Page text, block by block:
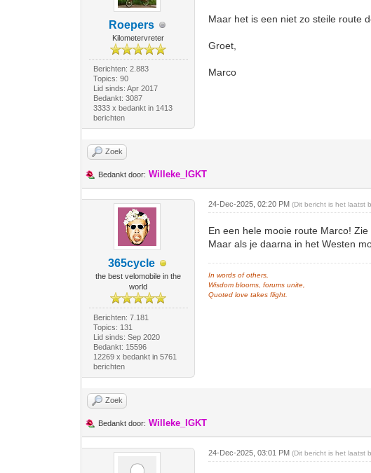
Roepers
Kilometervreter
Berichten: 2.883
Topics: 90
Lid sinds: Apr 2017
Bedankt: 3087
3333 x bedankt in 1413
berichten
Maar het is een niet zo steile route
Groet,
Marco
Zoek
Bedankt door: Willeke_IGKT
365cycle
the best velomobile in the
world
Berichten: 7.181
Topics: 131
Lid sinds: Sep 2020
Bedankt: 15596
12269 x bedankt in 5761
berichten
24-Dec-2025, 02:20 PM(Dit bericht is het laatst
En een hele mooie route Marco!
Maar als je daarna in het Westen
In words of others,
Wisdom blooms, forums unite,
Quoted love takes flight.
Zoek
Bedankt door: Willeke_IGKT
24-Dec-2025, 03:01 PM(Dit bericht is het laatst